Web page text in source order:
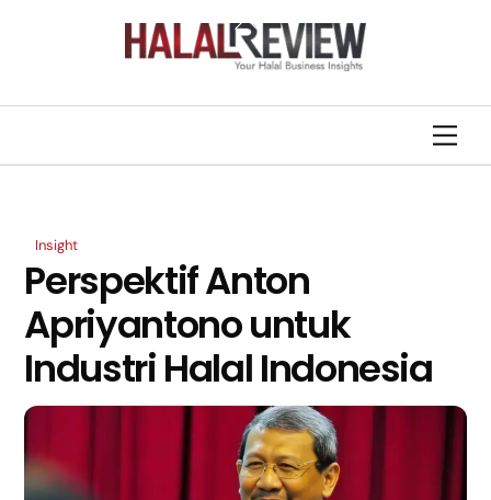
Perspektif Anton
Apriyantono untuk
Industri Halal Indonesia
Insight
To
Top